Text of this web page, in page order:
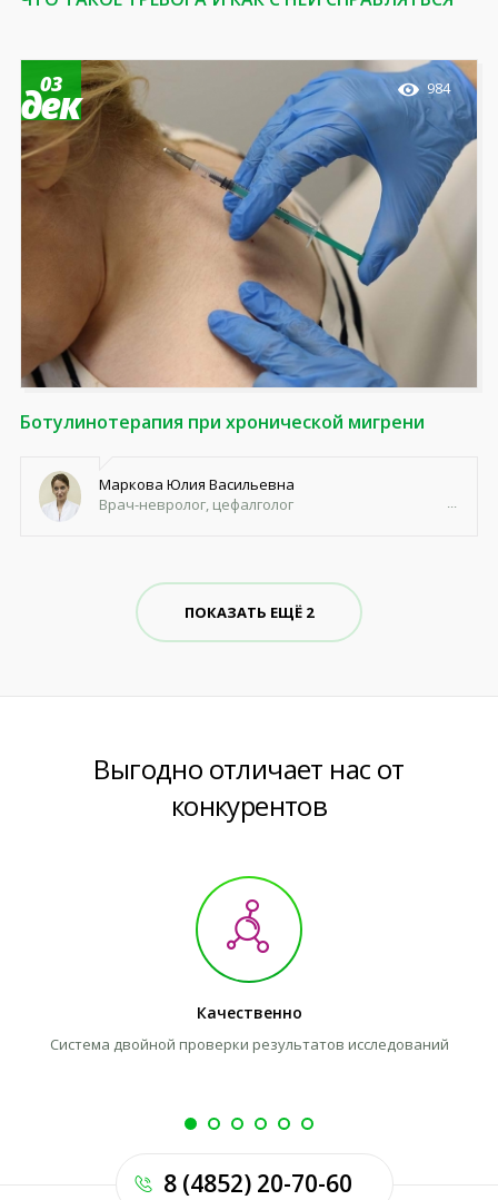
03
дек 984
Ботулинотерапия при хронической мигрени
Маркова Юлия Васильевна
Врач-невролог, цефалголог
ПОКАЗАТЬ ЕЩЁ 2
Выгодно отличает нас от
конкурентов
Качественно
Система двойной проверки результатов исследований
8 (4852) 20-70-60